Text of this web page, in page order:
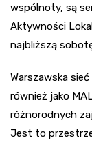
wspólnoty, są
Aktywności
najbliższą
Warszawska
również jako
różnorodnych
Jest to